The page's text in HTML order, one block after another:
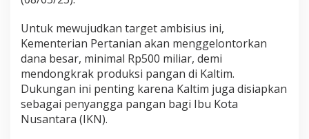
a
B
r
a
s
Untuk mewujudkan targetambisius ini,
Kementerian Pertanian akan menggelontorkan
dana besar, minimal Rp500 miliar, demi
mendongkrak produksi pangan di Kaltim.
Dukungan ini penting karena Kaltim juga disiapkan
sebagai penyangga pangan bagi Ibu Kota
Nusantara (IKN).